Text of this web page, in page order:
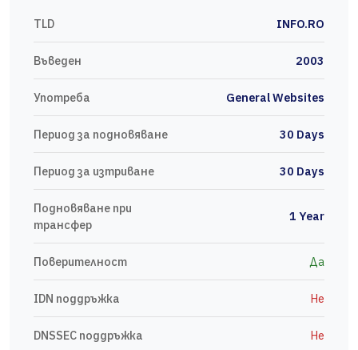
TLD INFO.RO
Въведен 2003
Употреба General Websites
Период за подновяване 30 Days
Период за изтриване 30 Days
Подновяване при
трансфер
1 Year
Поверителност Да
IDN поддръжка Не
DNSSEC поддръжка Не